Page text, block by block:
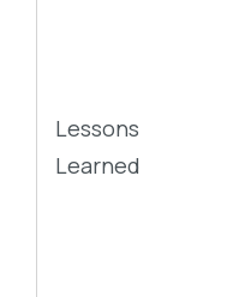
Lessons
Learned